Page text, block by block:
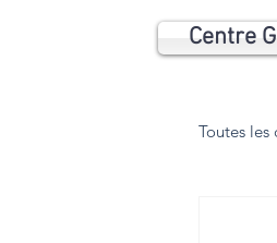
Centre
Toutes les